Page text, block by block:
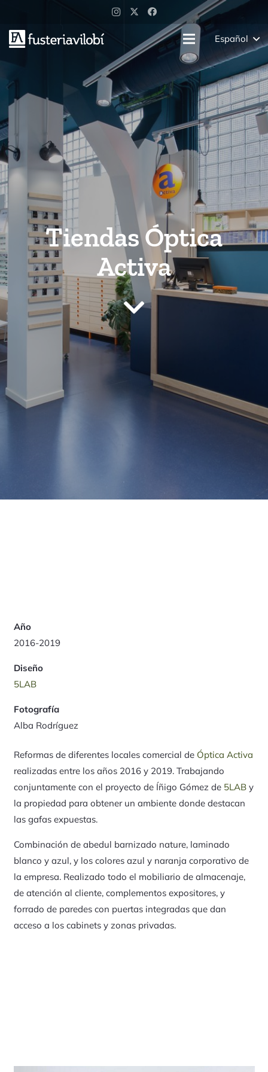
Español
Tiendas Óptica
Activa
Año
2016-2019
Diseño
5LAB
Fotografía
Alba Rodríguez
Reformas de diferentes locales comercial de Óptica Activa
realizadas entre los años 2016 y 2019. Trabajando
conjuntamente con el proyecto de Íñigo Gómez de 5LABy
la propiedad para obtener un ambiente donde destacan
las gafas expuestas.
Combinación de abedul barnizado nature, laminado
blanco y azul, y los colores azul y naranja corporativo de
la empresa. Realizado todo el mobiliario de almacenaje,
de atención al cliente, complementos expositores, y
forrado de paredes con puertas integradas que dan
acceso a los cabinets y zonas privadas.